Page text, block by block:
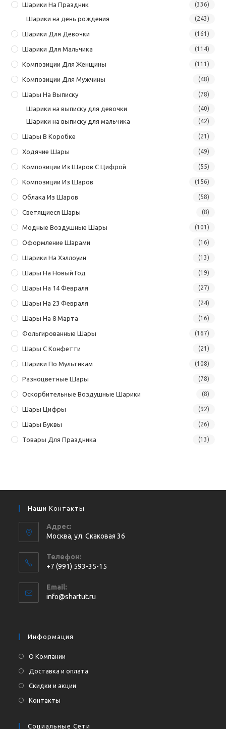
Шарики На Праздник (336)
Шарики на день рождения (243)
Шарики Для Девочки (161)
Шарики Для Мальчика (114)
Композиции Для Женщины (111)
Композиции Для Мужчины (48)
Шары На Выписку (78)
Шарики на выписку для девочки (40)
Шарики на выписку для мальчика (42)
Шары В Коробке (21)
Ходячие Шары (49)
Композиции Из Шаров С Цифрой (55)
Композиции Из Шаров (156)
Облака Из Шаров (58)
Светящиеся Шары (8)
Модные Воздушные Шары (101)
Оформление Шарами (16)
Шарики На Хэллоуин (13)
Шары На Новый Год (19)
Шары На 14 Февраля (27)
Шары На 23 Февраля (24)
Шары На 8 Марта (16)
Фольгированные Шары (167)
Шары С Конфетти (21)
Шарики По Мультикам (108)
Разноцветные Шары (78)
Оскорбительные Воздушные Шарики (8)
Шары Цифры (92)
Шары Буквы (26)
Товары Для Праздника (13)
Наши Контакты
Адрес:
Москва, ул. Cкаковая 36
Телефон:
+7 (991) 593-35-15
в
вашем
Email:
info@shartut.ru
Информация
О Компании
Доставка и оплата
Скидки и акции
Контакты
Социальные Сети